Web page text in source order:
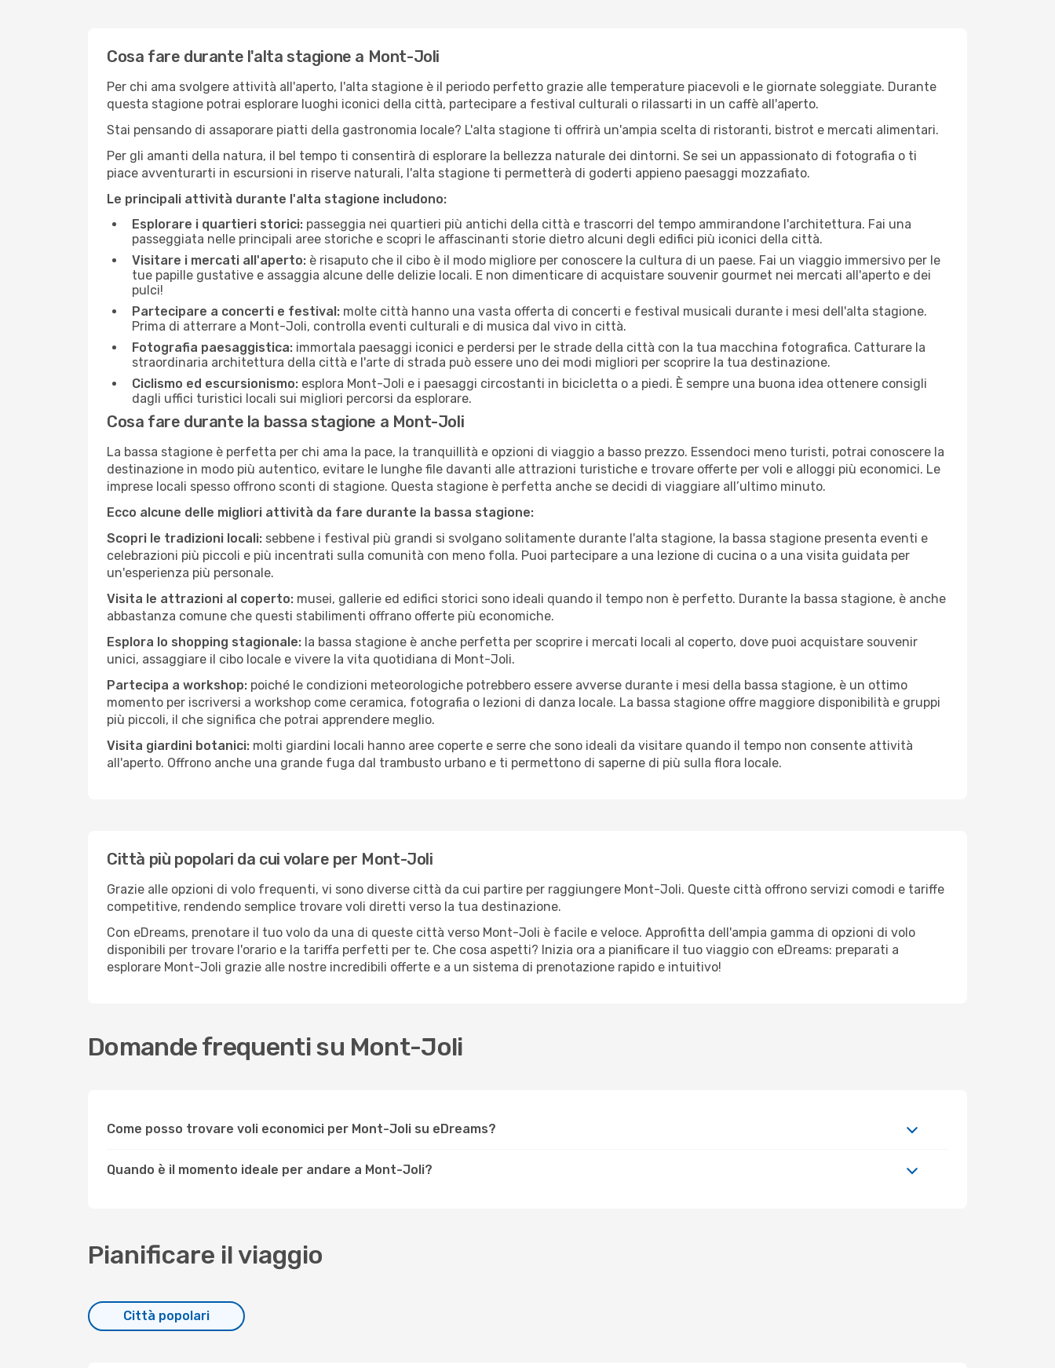
Cosa fare durante l'alta stagione a Mont-Joli
Per chi ama svolgere attività all'aperto, l'alta stagione è il periodo perfetto grazie alle temperature piacevoli e le giornate soleggiate. Durante
questa stagione potrai esplorare luoghi iconici della città, partecipare a festival culturali o rilassarti in un caffè all'aperto.
Stai pensando di assaporare piatti della gastronomia locale? L'alta stagione ti offrirà un'ampia scelta di ristoranti, bistrot e mercati alimentari.
Per gli amanti della natura, il bel tempo ti consentirà di esplorare la bellezza naturale dei dintorni. Se sei un appassionato di fotografia o ti
piace avventurarti in escursioni in riserve naturali, l'alta stagione ti permetterà di goderti appieno paesaggi mozzafiato.
Le principali attività durante l'alta stagione includono:
Esplorare i quartieri storici: passeggia nei quartieri più antichi della città e trascorri del tempo ammirandone l'architettura. Fai una
passeggiata nelle principali aree storiche e scopri le affascinanti storie dietro alcuni degli edifici più iconici della città.
Visitare i mercati all'aperto: è risaputo che il cibo è il modo migliore per conoscere la cultura di un paese. Fai un viaggio immersivo per le
tue papille gustative e assaggia alcune delle delizie locali. E non dimenticare di acquistare souvenir gourmet nei mercati all'aperto e dei
pulci!
Partecipare a concerti e festival: molte città hanno una vasta offerta di concerti e festival musicali durante i mesi dell'alta stagione.
Prima di atterrare a Mont-Joli, controlla eventi culturali e di musica dal vivo in città.
Fotografia paesaggistica: immortala paesaggi iconici e perdersi per le strade della città con la tua macchina fotografica. Catturare la
straordinaria architettura della città e l'arte di strada può essere uno dei modi migliori per scoprire la tua destinazione.
Ciclismo ed escursionismo: esplora Mont-Joli e i paesaggi circostanti in bicicletta o a piedi. È sempre una buona idea ottenere consigli
dagli uffici turistici locali sui migliori percorsi da esplorare.
Cosa fare durante la bassa stagione a Mont-Joli
La bassa stagione è perfetta per chi ama la pace, la tranquillità e opzioni di viaggio a basso prezzo. Essendoci meno turisti, potrai conoscere la
destinazione in modo più autentico, evitare le lunghe file davanti alle attrazioni turistiche e trovare offerte per voli e alloggi più economici. Le
imprese locali spesso offrono sconti di stagione. Questa stagione è perfetta anche se decidi di viaggiare all’ultimo minuto.
Ecco alcune delle migliori attività da fare durante la bassa stagione:
Scopri le tradizioni locali: sebbene i festival più grandi si svolgano solitamente durante l'alta stagione, la bassa stagione presenta eventi e
celebrazioni più piccoli e più incentrati sulla comunità con meno folla. Puoi partecipare a una lezione di cucina o a una visita guidata per
un'esperienza più personale.
Visita le attrazioni al coperto: musei, gallerie ed edifici storici sono ideali quando il tempo non è perfetto. Durante la bassa stagione, è anche
abbastanza comune che questi stabilimenti offrano offerte più economiche.
Esplora lo shopping stagionale: la bassa stagione è anche perfetta per scoprire i mercati locali al coperto, dove puoi acquistare souvenir
unici, assaggiare il cibo locale e vivere la vita quotidiana di Mont-Joli.
Partecipa a workshop: poiché le condizioni meteorologiche potrebbero essere avverse durante i mesi della bassa stagione, è un ottimo
momento per iscriversi a workshop come ceramica, fotografia o lezioni di danza locale. La bassa stagione offre maggiore disponibilità e gruppi
più piccoli, il che significa che potrai apprendere meglio.
Visita giardini botanici: molti giardini locali hanno aree coperte e serre che sono ideali da visitare quando il tempo non consente attività
all'aperto. Offrono anche una grande fuga dal trambusto urbano e ti permettono di saperne di più sulla flora locale.
Città più popolari da cui volare per Mont-Joli
Grazie alle opzioni di volo frequenti, vi sono diverse città da cui partire per raggiungere Mont-Joli. Queste città offrono servizi comodi e tariffe
competitive, rendendo semplice trovare voli diretti verso la tua destinazione.
Con eDreams, prenotare il tuo volo da una di queste città verso Mont-Joli è facile e veloce. Approfitta dell'ampia gamma di opzioni di volo
disponibili per trovare l'orario e la tariffa perfetti per te. Che cosa aspetti? Inizia ora a pianificare il tuo viaggio con eDreams: preparati a
esplorare Mont-Joli grazie alle nostre incredibili offerte e a un sistema di prenotazione rapido e intuitivo!
Domande frequenti su Mont-Joli
Come posso trovare voli economici per Mont-Joli su eDreams?
Quando è il momento ideale per andare a Mont-Joli?
Pianificare il viaggio
Città popolari